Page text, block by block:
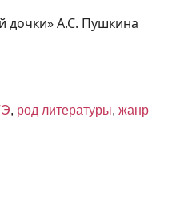
дочки» А.С. Пушкина
, род литературы, жанр